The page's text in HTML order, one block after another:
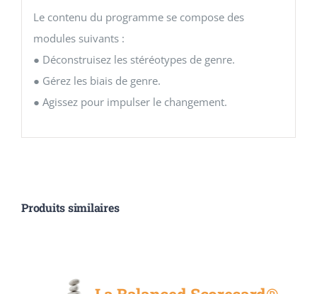
Le contenu du programme se compose des
modules suivants :
● Déconstruisez les stéréotypes de genre.
● Gérez les biais de genre.
● Agissez pour impulser le changement.
Produits similaires